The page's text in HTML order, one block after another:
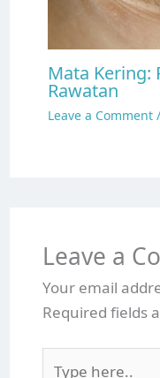
Mata Kering:
Rawatan
Leave a Comment /
Leave a
Your email
Required fields